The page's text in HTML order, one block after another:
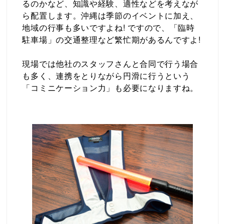
るのかなど、知識や経験、適性などを考えなが
ら配置します。沖縄は季節のイベントに加え、
地域の行事も多いですよね! ですので、「臨時
駐車場」の交通整理など繁忙期があるんですよ!
現場では他社のスタッフさんと合同で行う場合
も多く、連携をとりながら円滑に行うという
「コミニケーション力」も必要になりますね。